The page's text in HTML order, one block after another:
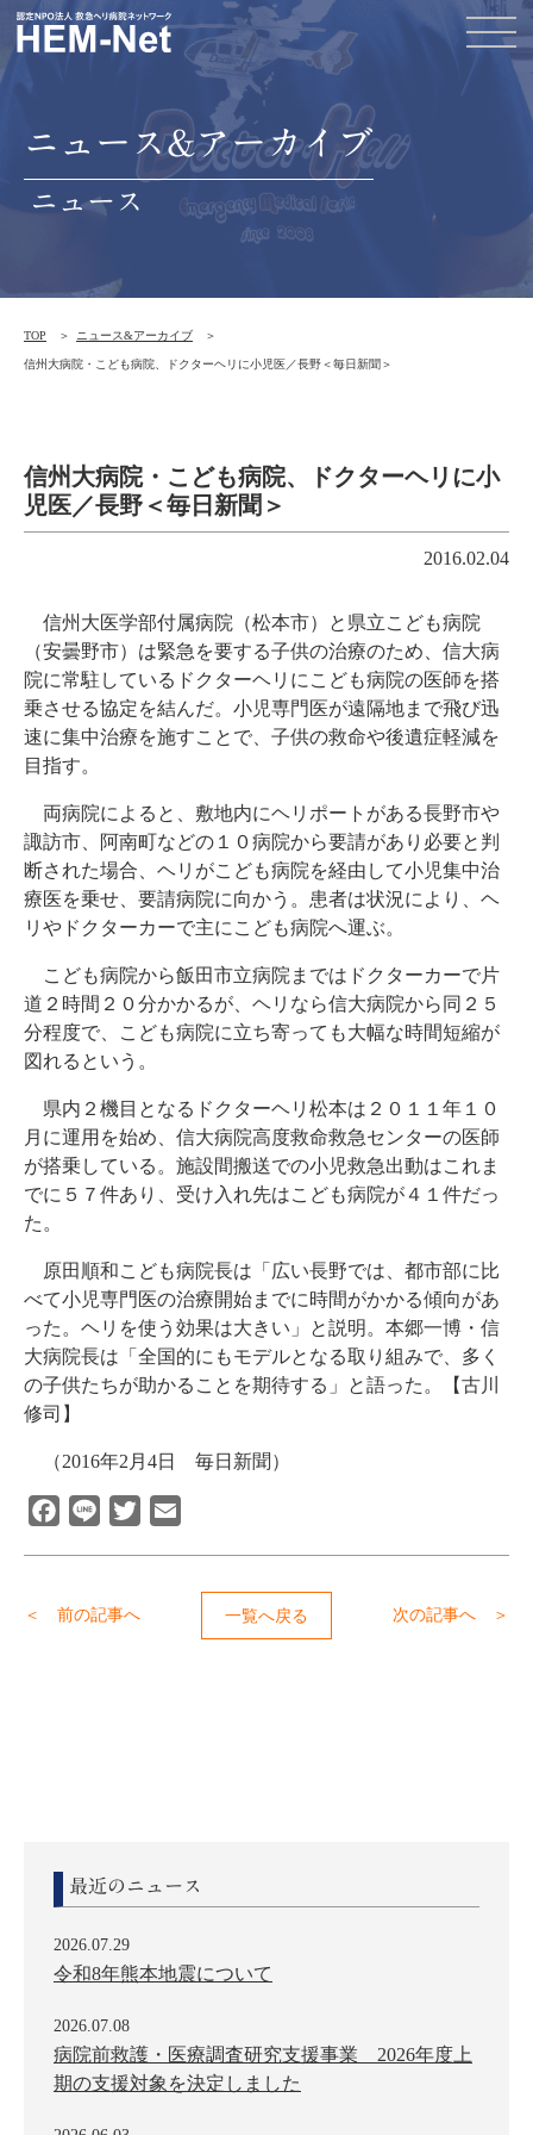
ニュース&アーカイブ
ニュース
TOP ニュース&アーカイブ
信州大病院・こども病院、ドクターヘリに小児医／長野＜毎日新聞＞
信州大病院・こども病院、ドクターヘリに小
児医／長野＜毎日新聞＞
2016.02.04
信州大医学部付属病院（松本市）と県立こども病院
（安曇野市）は緊急を要する子供の治療のため、信大病
院に常駐しているドクターヘリにこども病院の医師を搭
乗させる協定を結んだ。小児専門医が遠隔地まで飛び迅
速に集中治療を施すことで、子供の救命や後遺症軽減を
目指す。
両病院によると、敷地内にヘリポートがある長野市や
諏訪市、阿南町などの１０病院から要請があり必要と判
断された場合、ヘリがこども病院を経由して小児集中治
療医を乗せ、要請病院に向かう。患者は状況により、ヘ
リやドクターカーで主にこども病院へ運ぶ。
こども病院から飯田市立病院まではドクターカーで片
道２時間２０分かかるが、ヘリなら信大病院から同２５
分程度で、こども病院に立ち寄っても大幅な時間短縮が
図れるという。
県内２機目となるドクターヘリ松本は２０１１年１０
月に運用を始め、信大病院高度救命救急センターの医師
が搭乗している。施設間搬送での小児救急出動はこれま
でに５７件あり、受け入れ先はこども病院が４１件だっ
た。
原田順和こども病院長は「広い長野では、都市部に比
べて小児専門医の治療開始までに時間がかかる傾向があ
った。ヘリを使う効果は大きい」と説明。本郷一博・信
大病院長は「全国的にもモデルとなる取り組みで、多く
の子供たちが助かることを期待する」と語った。【古川
修司】
（2016年2月4日 毎日新聞）
Facebook
Line Twitter
＜ 前の記事へ 一覧へ戻る 次の記事へ ＞
最近のニュース
2026.07.29
令和8年熊本地震について
2026.07.08
病院前救護・医療調査研究支援事業 2026年度上
期の支援対象を決定しました